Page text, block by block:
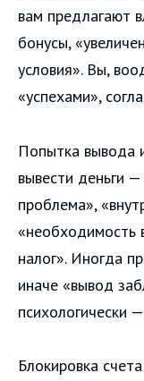
вам предлагают
бонусы,
условия». Вы,
«успехами»,
Попытка вывода
вывести деньги
проблема»,
«необходимость
налог». Иногда
иначе «вывод
психологически
Блокировка